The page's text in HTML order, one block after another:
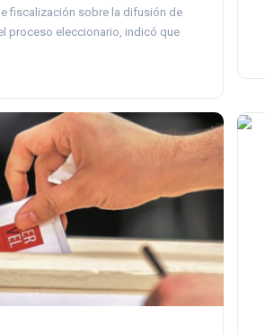
fiscalización sobre la difusión de
proceso eleccionario, indicó que